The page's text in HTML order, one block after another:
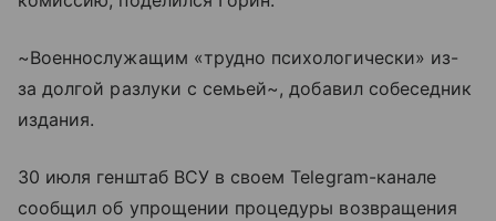
~Военнослужащим «трудно психологически» из-
за долгой разлуки с семьей~, добавил собеседник
издания.
30 июля генштаб ВСУ в своем Telegram-канале
сообщил об упрощении процедуры возвращения